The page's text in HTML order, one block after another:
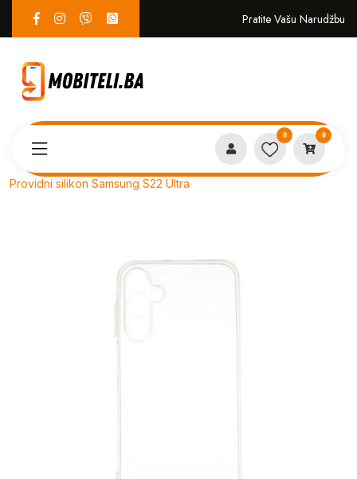
Pratite Vašu Narudžbu
0 0
Providni silikon Samsung S22 Ultra